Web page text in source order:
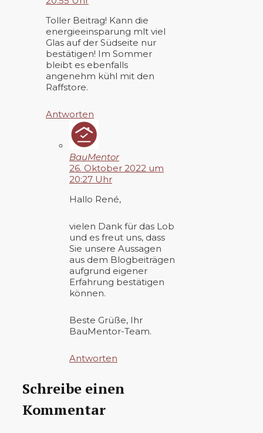
Toller Beitrag! Kann die
energieeinsparung mlt viel
Glas auf der Südseite nur
bestätigen! Im Sommer
bleibt es ebenfalls
angenehm kühl mit den
Raffstore.
Antworten
BauMentor
26. Oktober 2022 um
20:27 Uhr
Hallo René,
vielen Dank für das Lob
und es freut uns, dass
Sie unsere Aussagen
aus dem Blogbeiträgen
aufgrund eigener
Erfahrung bestätigen
können.
Beste Grüße, Ihr
BauMentor-Team.
Antworten
Schreibe einen
Kommentar